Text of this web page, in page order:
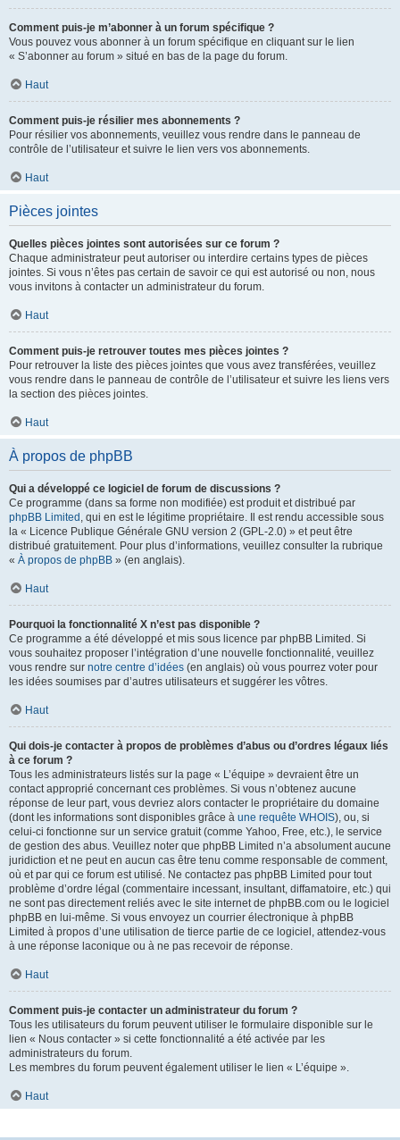
Comment puis-je m’abonner à un forum spécifique ?
Vous pouvez vous abonner à un forum spécifique en cliquant sur le lien
« S’abonner au forum » situé en bas de la page du forum.
Haut
Comment puis-je résilier mes abonnements ?
Pour résilier vos abonnements, veuillez vous rendre dans le panneau de
contrôle de l’utilisateur et suivre le lien vers vos abonnements.
Haut
Pièces jointes
Quelles pièces jointes sont autorisées sur ce forum ?
Chaque administrateur peut autoriser ou interdire certains types de pièces
jointes. Si vous n’êtes pas certain de savoir ce qui est autorisé ou non, nous
vous invitons à contacter un administrateur du forum.
Haut
Comment puis-je retrouver toutes mes pièces jointes ?
Pour retrouver la liste des pièces jointes que vous avez transférées, veuillez
vous rendre dans le panneau de contrôle de l’utilisateur et suivre les liens vers
la section des pièces jointes.
Haut
À propos de phpBB
Qui a développé ce logiciel de forum de discussions ?
Ce programme (dans sa forme non modifiée) est produit et distribué par
phpBB Limited , qui en est le légitime propriétaire. Il est rendu accessible sous
la « Licence Publique Générale GNU version 2 (GPL-2.0) » et peut être
distribué gratuitement. Pour plus d’informations, veuillez consulter la rubrique
« À propos de phpBB » (en anglais).
Haut
Pourquoi la fonctionnalité X n’est pas disponible ?
Ce programme a été développé et mis sous licence par phpBB Limited. Si
vous souhaitez proposer l’intégration d’une nouvelle fonctionnalité, veuillez
vous rendre sur notre centre d’idées (en anglais) où vous pourrez voter pour
les idées soumises par d’autres utilisateurs et suggérer les vôtres.
Haut
Qui dois-je contacter à propos de problèmes d’abus ou d’ordres légaux liés
à ce forum ?
Tous les administrateurs listés sur la page « L’équipe » devraient être un
contact approprié concernant ces problèmes. Si vous n’obtenez aucune
réponse de leur part, vous devriez alors contacter le propriétaire du domaine
(dont les informations sont disponibles grâce à une requête WHOIS), ou, si
celui-ci fonctionne sur un service gratuit (comme Yahoo, Free, etc.), le service
de gestion des abus. Veuillez noter que phpBB Limited n’a absolument aucune
juridiction et ne peut en aucun cas être tenu comme responsable de comment,
où et par qui ce forum est utilisé. Ne contactez pas phpBB Limited pour tout
problème d’ordre légal (commentaire incessant, insultant, diffamatoire, etc.) qui
ne sont pas directement reliés avec le site internet de phpBB.com ou le logiciel
phpBB en lui-même. Si vous envoyez un courrier électronique à phpBB
Limited à propos d’une utilisation de tierce partie de ce logiciel, attendez-vous
à une réponse laconique ou à ne pas recevoir de réponse.
Haut
Comment puis-je contacter un administrateur du forum ?
Tous les utilisateurs du forum peuvent utiliser le formulaire disponible sur le
lien « Nous contacter » si cette fonctionnalité a été activée par les
administrateurs du forum.
Les membres du forum peuvent également utiliser le lien « L’équipe ».
Haut